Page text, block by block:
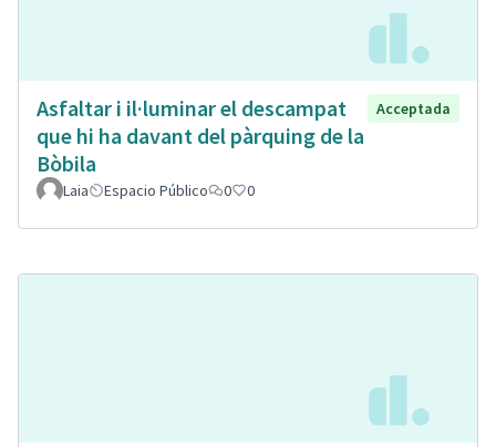
Asfaltar i il·luminar el descampat
que hi ha davant del pàrquing de la
Bòbila
Acceptada
Laia Espacio Público 0 0